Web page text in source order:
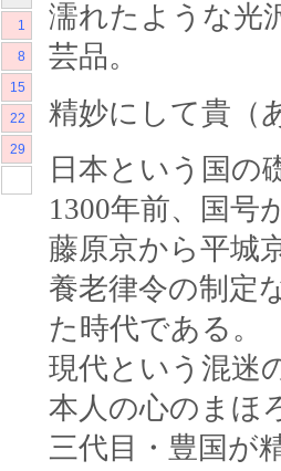
濡れたような光
芸品。
精妙にして貴（
日本という国の
1300年前、国号
藤原京から平城
養老律令の制定
た時代である。
現代という混迷
本人の心のまほ
三代目・豊国が